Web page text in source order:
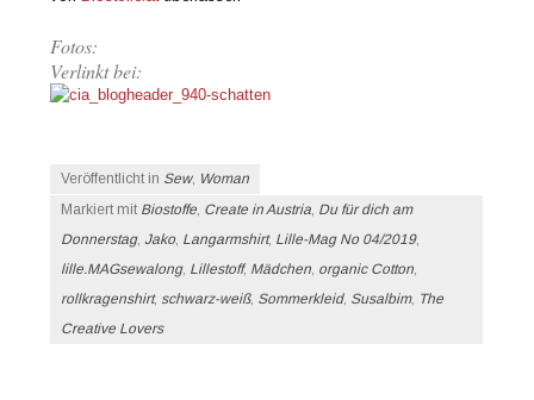
Fotos:
Verlinkt bei:
Veröffentlicht in Sew, Woman
Markiert mit Biostoffe Create in Austria Du für dich am
Donnerstag,Jako Langarmshirt, Lille-Mag No 04/2019,
lille.MAGsewalong, Lillestoff, Mädchen organic Cotton
rollkragenshirt, schwarz-weiß, Sommerkleid, Susalbim, The
Creative Lovers